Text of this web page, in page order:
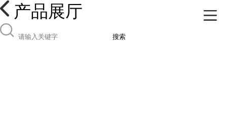
产品展厅
搜索